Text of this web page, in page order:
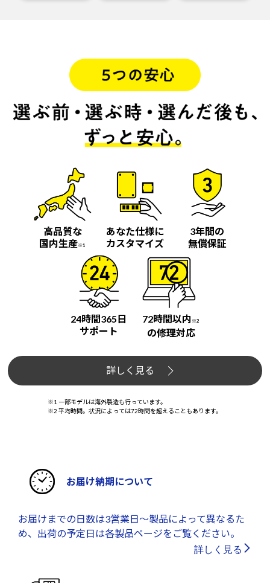
高品質な
国内生産※1
あなた仕様に
カスタマイズ
3年間の
無償保証
24時間365日
サポート
72時間以内 ※2
の修理対応
詳しく見る
※1 一部モデルは海外製造も行っています。
※2 平均時間。状況によっては72時間を超えることもあります。
お届け納期について
お届けまでの日数は3営業日～製品によって異なるた
め、出荷の予定日は各製品ページをご覧ください。
詳しく見る